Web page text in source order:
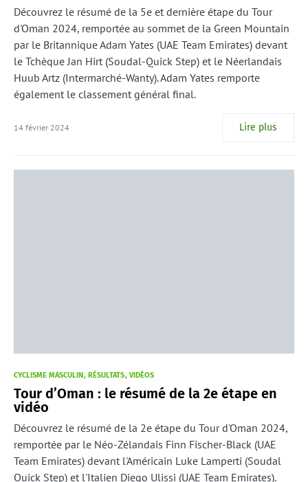
Découvrez le résumé de la 5e et dernière étape du Tour
d'Oman 2024, remportée au sommet de la Green Mountain
par le Britannique Adam Yates (UAE Team Emirates) devant
le Tchèque Jan Hirt (Soudal-Quick Step) et le Néerlandais
Huub Artz (Intermarché-Wanty). Adam Yates remporte
également le classement général final.
14 février 2024 Lire plus
CYCLISME MASCULIN RÉSULTATS VIDÉOS
Tour d’Oman : le résumé de la 2e étape en
vidéo
Découvrez le résumé de la 2e étape du Tour d'Oman 2024,
remportée par le Néo-Zélandais Finn Fischer-Black (UAE
Team Emirates) devant l'Américain Luke Lamperti (Soudal
Quick Step) et l'Italien Diego Ulissi (UAE Team Emirates).